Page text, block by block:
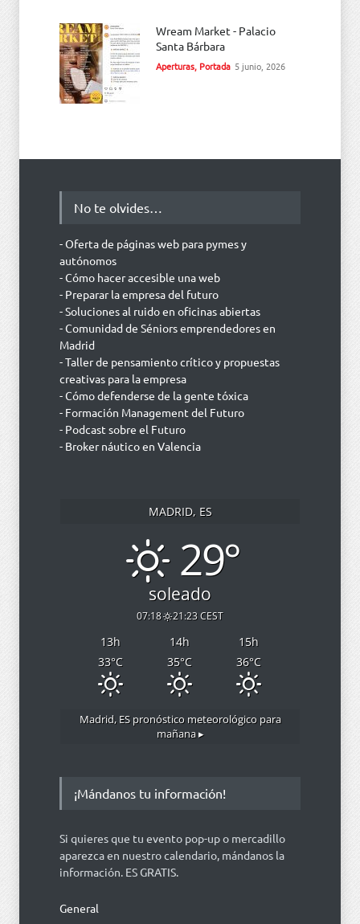
Wream Market - Palacio
Santa Bárbara
Aperturas, Portada 5 junio, 2026
No te olvides…
- Oferta de páginas web para pymes y
autónomos
- Cómo hacer accesible una web
- Preparar la empresa del futuro
- Soluciones al ruido en oficinas abiertas
- Comunidad de Séniors emprendedores en
Madrid
- Taller de pensamiento crítico y propuestas
creativas para la empresa
- Cómo defenderse de la gente tóxica
- Formación Management del Futuro
- Podcast sobre el Futuro
- Broker náutico en Valencia
MADRID, ES
29°
soleado
07:18 21:23 CEST
13h 14h 15h
33°C 35°C 36°C
Madrid, ESpronóstico meteorológico para
mañana ▸
¡Mándanos tu información!
Si quieres que tu evento pop-up o mercadillo
aparezca en nuestro calendario, mándanos la
información. ES GRATIS.
General